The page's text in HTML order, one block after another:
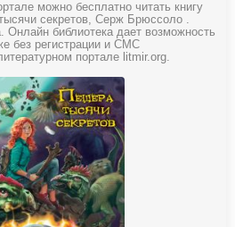
можно бесплатно читать книгу
секретов, Серж Брюссоло .
библиотека дает возможность
без регистрации и СМС
портале litmir.org.